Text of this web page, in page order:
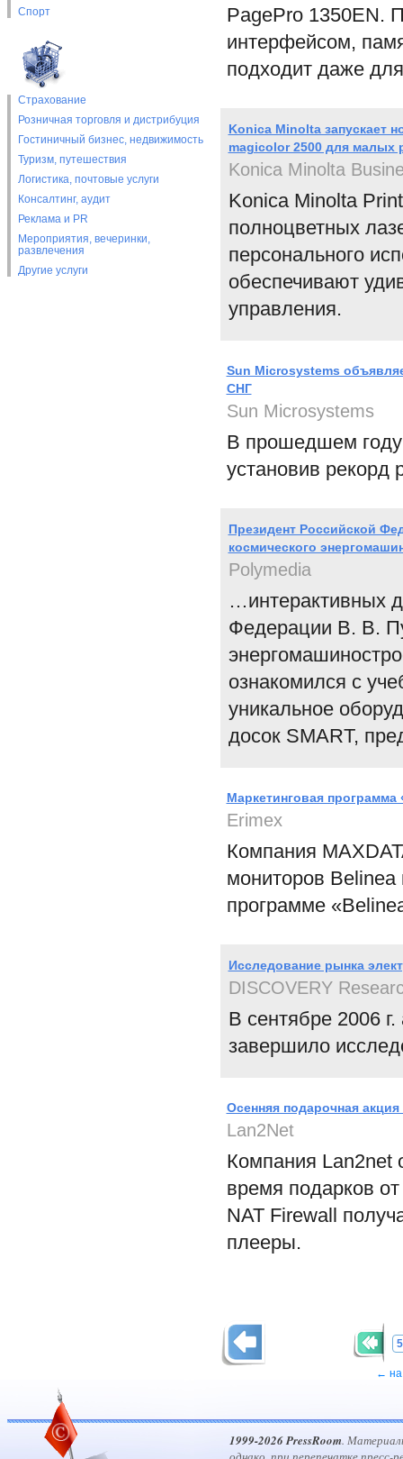
Спорт
Страхование
Розничная торговля и дистрибуция
Гостиничный бизнес, недвижимость
Туризм, путешествия
Логистика, почтовые услуги
Консалтинг, аудит
Реклама и PR
Мероприятия, вечеринки,
развлечения
Другие услуги
PagePro 1350EN.
интерфейсом,
подходит даже
Konica Minolta запускает
magicolor 2500 для малых
Konica Minolta
Konica Minolta
полноцветных
персонального
обеспечивают
управления.
Sun Microsystems
СНГ
Sun Microsystems
В прошедшем году
установив рекорд
Президент Российской
космического
Polymedia
…интерактивных
Федерации В. В.
ознакомился с
уникальное
досок SMART,
Маркетинговая программа
Erimex
Компания
мониторов
программе
Исследование рынка
DISCOVERY
В сентябре 2006
завершило
Осенняя подарочная
Lan2Net
Компания Lan2net
время подарков
NAT Firewall
плееры.
← на
1999-2026 PressRoom.